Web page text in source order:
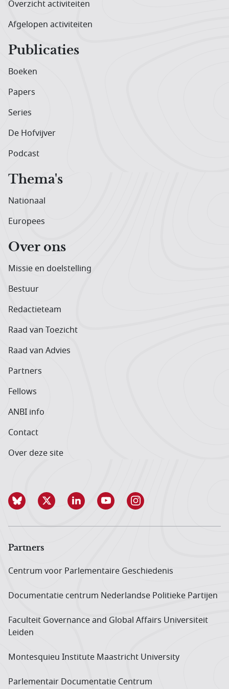
Overzicht activiteiten
Afgelopen activiteiten
Publicaties
Boeken
Papers
Series
De Hofvijver
Podcast
Thema's
Nationaal
Europees
Over ons
Missie en doelstelling
Bestuur
Redactieteam
Raad van Toezicht
Raad van Advies
Partners
Fellows
ANBI info
Contact
Over deze site
Partners
Centrum voor Parlementaire Geschiedenis
Documentatie centrum Neder­landse Politieke Partijen
Faculteit Governance and Global Affairs Universiteit
Leiden
Montesquieu Institute Maastricht University
Parlementair Documentatie Centrum